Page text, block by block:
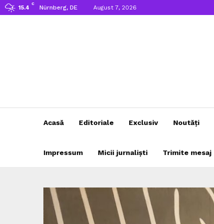
15.4
C
Nürnberg, DE August 7, 2026
Acasă Editoriale Exclusiv Noutăți
Impressum Micii jurnaliști Trimite mesaj